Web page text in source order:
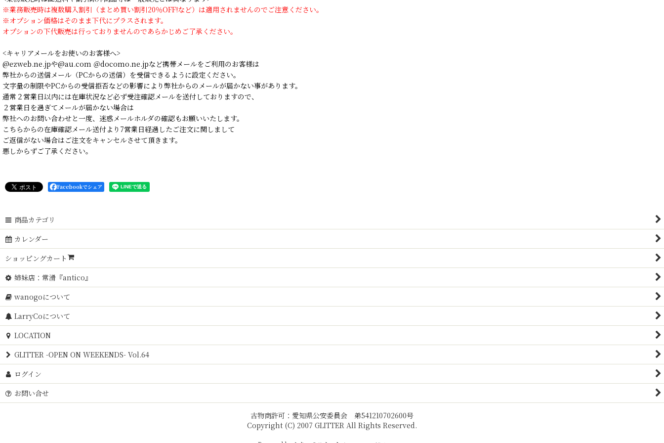
※業務販売時は複数購入割引（まとめ買い割引20％OFF!など）は適用されませんのでご注意ください。
※オプション価格はそのまま下代にプラスされます。
オプションの下代販売は行っておりませんのであらかじめご了承ください。
<キャリアメールをお使いのお客様へ>
@ezweb.ne.jpや@au.com ＠docomo.ne.jpなど携帯メールをご利用のお客様は
弊社からの送信メール（PCからの送信）を受信できるように設定ください。
文字量の制限やPCからの受信拒否などの影響により弊社からのメールが届かない事があります。
通常２営業日以内には在庫状況など必ず受注確認メールを送付しておりますので、
２営業日を過ぎてメールが届かない場合は
弊社へのお問い合わせと一度、迷惑メールホルダの確認もお願いいたします。
こちらからの在庫確認メール送付より7営業日経過したご注文に関しまして
ご返信がない場合はご注文をキャンセルさせて頂きます。
悪しからずご了承ください。
Facebookでシェア
商品カテゴリ
カレンダー
ショッピングカート
姉妹店：常滑『antico』
wanogoについて
LarryCoについて
LOCATION
GLITTER -OPEN ON WEEKENDS- Vol.64
ログイン
お問い合せ
古物商許可：愛知県公安委員会 弟541210702600号
Copyright (C) 2007 GLITTER All Rights Reserved.